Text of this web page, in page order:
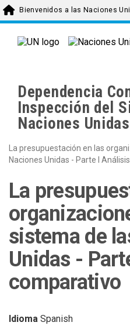
Skip to main content
Bienvenidos a las Naciones
Dependencia
Inspección del
Naciones Unidas
La presupuestación en las
Naciones Unidas - Parte I
La
sistema de
Unidas -
comparativo
Idioma Spanish